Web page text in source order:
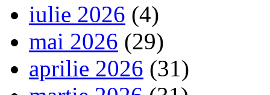
iulie 2026 (4)
mai 2026 (29)
aprilie 2026 (31)